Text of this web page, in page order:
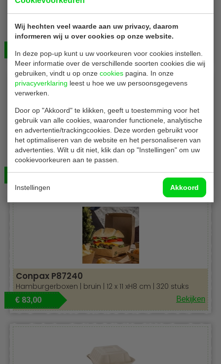
Wij hechten veel waarde aan uw privacy, daarom
informeren wij u over cookies op onze website.
In deze pop-up kunt u uw voorkeuren voor cookies instellen.
Meer informatie over de verschillende soorten cookies die wij
gebruiken, vindt u op onze cookies pagina. In onze
privacyverklaring leest u hoe we uw persoonsgegevens
verwerken.
Door op "Akkoord" te klikken, geeft u toestemming voor het
gebruik van alle cookies, waaronder functionele, analytische
en advertentie/trackingcookies. Deze worden gebruikt voor
het optimaliseren van de website en het personaliseren van
advertenties. Wilt u dit niet, klik dan op "Instellingen" om uw
cookievoorkeuren aan te passen.
Instellingen Akkoord
Conpax 79225
Hamburgerboxen | aPET | 14 x 14 x 7,5 cm | 500 stuks
€ 82,00
Conpax 25510
Hamburgerboxen | bruin |11 x 11 x 8 cm | 320 stuks
€ 83,00 Bekijken
Conpax P87240
Hamburgerboxen | bruin | 12 x 11 xH8 cm | 320 stuks
€ 83,00 Bekijken